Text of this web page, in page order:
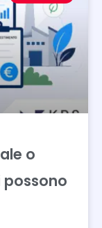
o
possono